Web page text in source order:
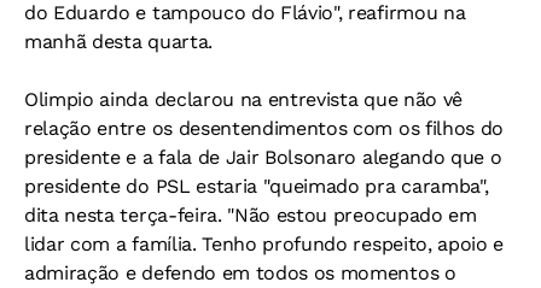
do Eduardo e tampouco do Flávio", reafirmou na
manhã desta quarta.
Olimpio ainda declarou na entrevista que não vê
relação entre os desentendimentos com os filhos do
presidente e a fala de Jair Bolsonaro alegando que o
presidente do PSL estaria "queimado pra caramba",
dita nesta terça-feira. "Não estou preocupado em
lidar com a família. Tenho profundo respeito, apoio e
admiração e defendo em todos os momentos o